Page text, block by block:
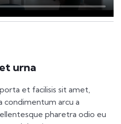
urna
et facilisis sit amet,
condimentum arcu a
pharetra odio eu